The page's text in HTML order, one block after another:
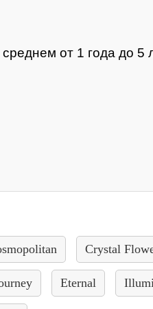
от 1 года до 5
Crystal
Eternal